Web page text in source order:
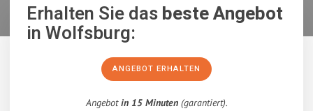
Erhalten Sie dasbeste Angebot
in Wolfsburg:
ANGEBOT ERHALTEN
Angebotin 15 Minuten(garantiert).